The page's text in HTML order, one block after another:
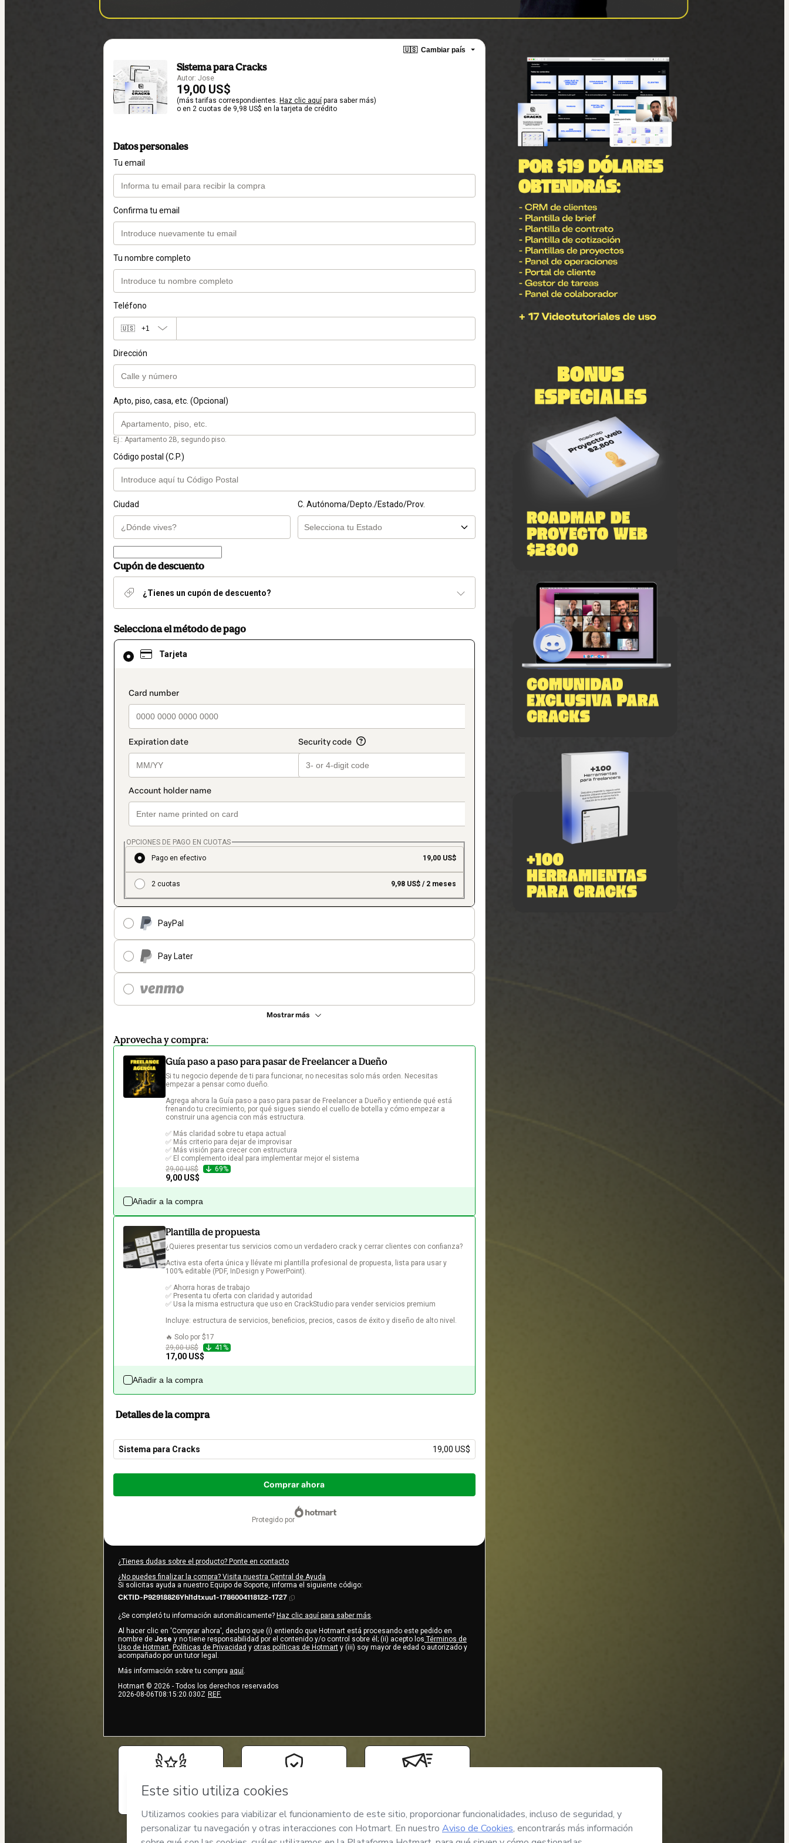
🇺🇸 Cambiar país
Sistema para Cracks
Autor: Jose
19,00 US$
(más tarifas correspondientes. Haz clic aquí para saber más)
o en 2 cuotas de 9,98 US$ en la tarjeta de crédito
Datos personales
Tu email
Confirma tu email
Tu nombre completo
Teléfono
🇺🇸 +1
Dirección
Apto, piso, casa, etc. (Opcional)
Ej.: Apartamento 2B, segundo piso.
Código postal (C.P.)
Ciudad C. Autónoma/Depto./Estado/Prov.
Cupón de descuento
¿Tienes un cupón de descuento?
Selecciona el método de pago
Tarjeta
payment_data.section_title_v2
OPCIONES DE PAGO EN CUOTAS
Pago en efectivo
19,00 US$
2 cuotas 9,98 US$ / 2 meses
PayPal
Pay Later
Mostrar más
El
método
seleccionado
Tarjeta
Aprovecha y compra:
Guía paso a paso para pasar de Freelancer a Dueño
Si tu negocio depende de ti para funcionar, no necesitas solo más orden. Necesitas
empezar a pensar como dueño.
Agrega ahora la Guía paso a paso para pasar de Freelancer a Dueño y entiende qué está
frenando tu crecimiento, por qué sigues siendo el cuello de botella y cómo empezar a
construir una agencia con más estructura.
✅ Más claridad sobre tu etapa actual
✅ Más criterio para dejar de improvisar
✅ Más visión para crecer con estructura
✅ El complemento ideal para implementar mejor el sistema
29,00 US$
69%
9,00 US$
Añadir a la compra
Plantilla de propuesta
¿Quieres presentar tus servicios como un verdadero crack y cerrar clientes con confianza?
Activa esta oferta única y llévate mi plantilla profesional de propuesta, lista para usar y
100% editable (PDF, InDesign y PowerPoint).
✅ Ahorra horas de trabajo
✅ Presenta tu oferta con claridad y autoridad
✅ Usa la misma estructura que uso en CrackStudio para vender servicios premium
Incluye: estructura de servicios, beneficios, precios, casos de éxito y diseño de alto nivel.
🔥 Solo por $17
29,00 US$
41%
17,00 US$
Añadir a la compra
Detalles de la compra
Sistema para Cracks 19,00 US$
Total
19,00 US$
Comprar ahora
protegido por
¿Tienes dudas sobre el producto? Ponte en contacto
¿No puedes finalizar la compra? Visita nuestra Central de Ayuda
Si solicitas ayuda a nuestro Equipo de Soporte, informa el siguiente código:
CKTID-P92918826Yhl1dtxuu1-1786004118122-1727
¿Se completó tu información automáticamente? Haz clic aquí para saber más.
Al hacer clic en 'Comprar ahora', declaro que (i) entiendo que Hotmart está procesando este pedido en
nombre de Jose y no tiene responsabilidad por el contenido y/o control sobre él; (ii) acepto los Términos de
Uso de Hotmart, Políticas de Privacidad y otras políticas de Hotmart y (iii) soy mayor de edad o autorizado y
acompañado por un tutor legal.
Más información sobre tu compra aquí.
Hotmart © 2026 - Todos los derechos reservados
2026-08-06T08:15:20.030Z REF.
Privacidad
Tu información está 100%
Compra segura
Ambiente seguro y